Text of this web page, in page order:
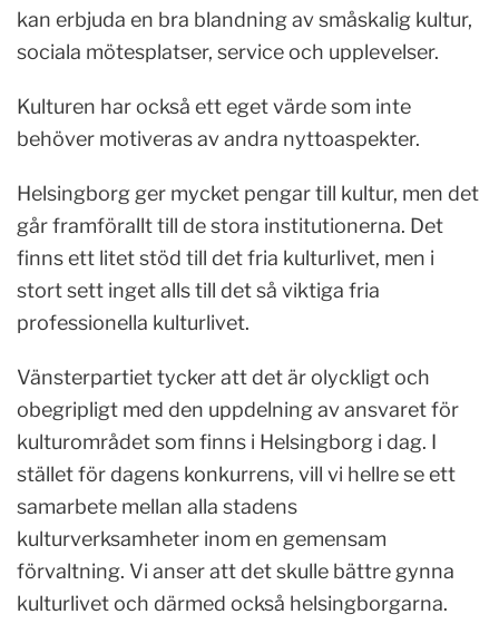
kan erbjuda en bra blandning av småskalig kultur,
sociala mötesplatser, service och upplevelser.
Kulturen har också ett eget värde som inte
behöver motiveras av andra nyttoaspekter.
Helsingborg ger mycket pengar till kultur, men det
går framförallt till de stora institutionerna. Det
finns ett litet stöd till det fria kulturlivet, men i
stort sett inget alls till det så viktiga fria
professionella kulturlivet.
Vänsterpartiet tycker att det är olyckligt och
obegripligt med den uppdelning av ansvaret för
kulturområdet som finns i Helsingborg i dag. I
stället för dagens konkurrens, vill vi hellre se ett
samarbete mellan alla stadens
kulturverksamheter inom en gemensam
förvaltning. Vi anser att det skulle bättre gynna
kulturlivet och därmed också helsingborgarna.